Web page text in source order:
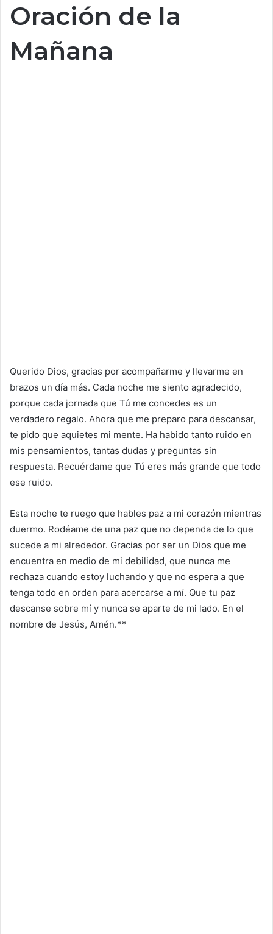
Oración de la
Mañana
Querido Dios, gracias por acompañarme y llevarme en
brazos un día más. Cada noche me siento agradecido,
porque cada jornada que Tú me concedes es un
verdadero regalo. Ahora que me preparo para descansar,
te pido que aquietes mi mente. Ha habido tanto ruido en
mis pensamientos, tantas dudas y preguntas sin
respuesta. Recuérdame que Tú eres más grande que todo
ese ruido.
Esta noche te ruego que hables paz a mi corazón mientras
duermo. Rodéame de una paz que no dependa de lo que
sucede a mi alrededor. Gracias por ser un Dios que me
encuentra en medio de mi debilidad, que nunca me
rechaza cuando estoy luchando y que no espera a que
tenga todo en orden para acercarse a mí. Que tu paz
descanse sobre mí y nunca se aparte de mi lado. En el
nombre de Jesús, Amén.**